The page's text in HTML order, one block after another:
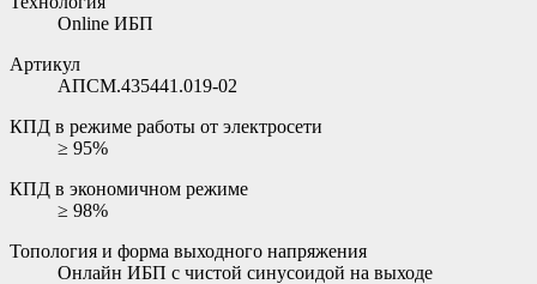
Online ИБП
Артикул
АПСМ.435441.019-02
КПД в режиме работы от электросети
≥ 95%
КПД в экономичном режиме
≥ 98%
Топология и форма выходного напряжения
Онлайн ИБП с чистой синусоидой на выходе